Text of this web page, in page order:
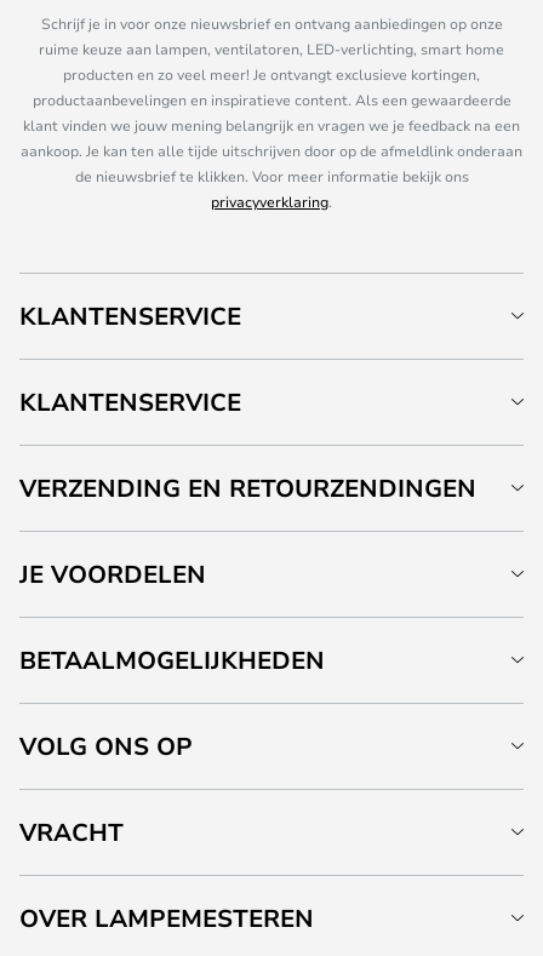
Schrijf je in voor onze nieuwsbrief en ontvang aanbiedingen op onze
ruime keuze aan lampen, ventilatoren, LED-verlichting, smart home
producten en zo veel meer! Je ontvangt exclusieve kortingen,
productaanbevelingen en inspiratieve content. Als een gewaardeerde
klant vinden we jouw mening belangrijk en vragen we je feedback na een
aankoop. Je kan ten alle tijde uitschrijven door op de afmeldlink onderaan
de nieuwsbrief te klikken. Voor meer informatie bekijk ons
privacyverklaring.
KLANTENSERVICE
KLANTENSERVICE
VERZENDING EN RETOURZENDINGEN
JE VOORDELEN
BETAALMOGELIJKHEDEN
VOLG ONS OP
VRACHT
OVER LAMPEMESTEREN